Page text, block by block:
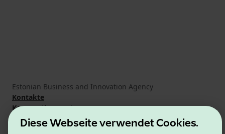
Diese Webseite verwendet Cookies.
Estonian Business and Innovation Agency
Kontakte
Kooperationspartner
Nutzungsbedingungen
Cookie- und Datenschutzrichtlinie